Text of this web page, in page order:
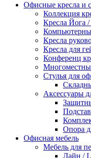
Офисные кресла и
Коллекция
Кресла Йога
Кресла
Кресла для
Конференц
Стулья для
Аксессуары
Опора
Офисная мебель
Мебель для
Лайн /